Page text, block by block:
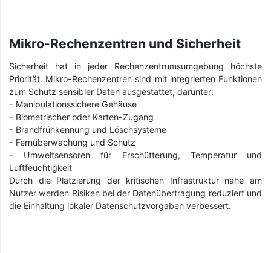
Mikro-Rechenzentren und Sicherheit
Sicherheit hat in jeder Rechenzentrumsumgebung höchste
Priorität. Mikro-Rechenzentren sind mit integrierten Funktionen
zum Schutz sensibler Daten ausgestattet, darunter:
- Manipulationssichere Gehäuse
- Biometrischer oder Karten-Zugang
- Brandfrühkennung und Löschsysteme
- Fernüberwachung und Schutz
- Umweltsensoren für Erschütterung, Temperatur und
Luftfeuchtigkeit
Durch die Platzierung der kritischen Infrastruktur nahe am
Nutzer werden Risiken bei der Datenübertragung reduziert und
die Einhaltung lokaler Datenschutzvorgaben verbessert.